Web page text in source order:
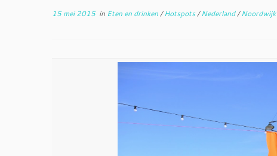
15 mei 2015in Eten en drinken/Hotspots/Nederland/Noordwijk